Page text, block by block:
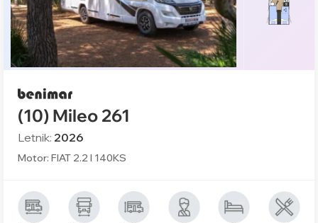
(10) Mileo 261
Letnik: 2026
Motor: FIAT 2.2 l 140KS